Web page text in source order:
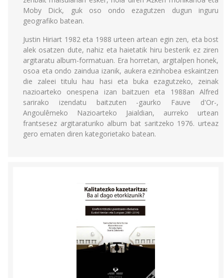
Moby Dick, guk oso ondo ezagutzen dugun inguru
geografiko batean.
Justin Hiriart 1982 eta 1988 urteen artean egin zen, eta bost
alek osatzen dute, nahiz eta haietatik hiru besterik ez ziren
argitaratu album-formatuan. Era horretan, argitalpen honek,
osoa eta ondo zaindua izanik, aukera ezinhobea eskaintzen
die zaleei titulu hau hasi eta buka ezagutzeko, zeinak
nazioarteko onespena izan baitzuen eta 1988an Alfred
sarirako izendatu baitzuten -gaurko Fauve d'Or-,
Angoulêmeko Nazioarteko Jaialdian, aurreko urtean
frantsesez argitaraturiko album bat saritzeko 1976. urteaz
gero ematen diren kategorietako batean.